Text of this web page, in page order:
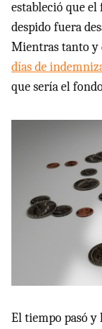
estableció que
despido fuera
Mientras tanto y
días de
que sería el
El tiempo pasó y